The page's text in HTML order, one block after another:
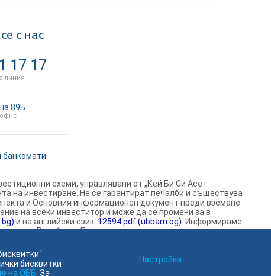
бисквитки
на ОББ . За
Настройки
с нас
17 17
линия
89Б
банкомати
схеми, управлявани от „Кей Би Си Асет
на инвестиране. Не се гарантират печалби и съществува
и Основния информационен документ преди вземане
на всеки инвеститор и може да се промени за в
и на английски език: 12594.pdf (ubbam.bg) . Информираме
на Република България.
Намерете ни в социалните мрежи: